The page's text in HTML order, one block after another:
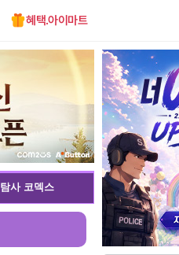
혜택.아이마트
탐사 코덱스